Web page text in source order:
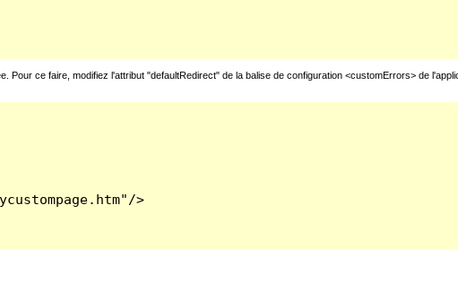
ce faire, modifiez l'attribut "defaultRedirect" de la balise de configuration <customErrors> de
>